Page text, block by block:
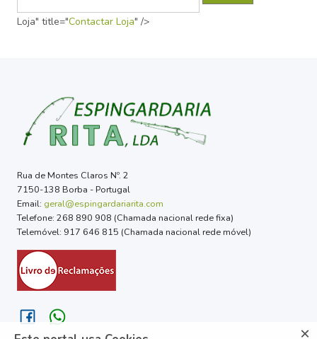
×
Loja" title="Contactar Loja" />
Rua de Montes Claros Nº. 2
7150-138 Borba - Portugal
Email: geral@espingardariarita.com
Telefone: 268 890 908 (Chamada nacional rede fixa)
Telemóvel: 917 646 815 (Chamada nacional rede móvel)